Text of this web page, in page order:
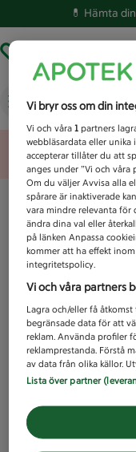
💊 Hämta
Vad letar
Vi bryr oss om din
Vi och våra1 partners
webbläsardata eller unika
accepterar tillåter du att
anges under ”Vi och
Om du väljer Avvisa alla
spårare är inaktiverade
vara mindre relevanta för
ändra dina val eller
på länken Anpassa
kommer att ha effekt
integritetspolicy.
Vi och våra partners
Lagra och/eller få
begränsade data för att
reklam. Använda profiler
reklamprestanda. Förstå
av data från olika källor.
Lista över partner